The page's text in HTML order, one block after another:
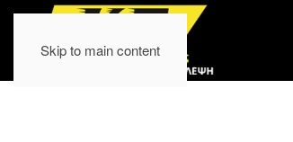
Skip to main content